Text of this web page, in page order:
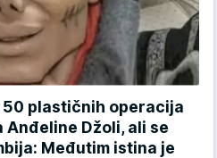
50 plastičnih operacija
Džoli, ali se
Međutim istina je